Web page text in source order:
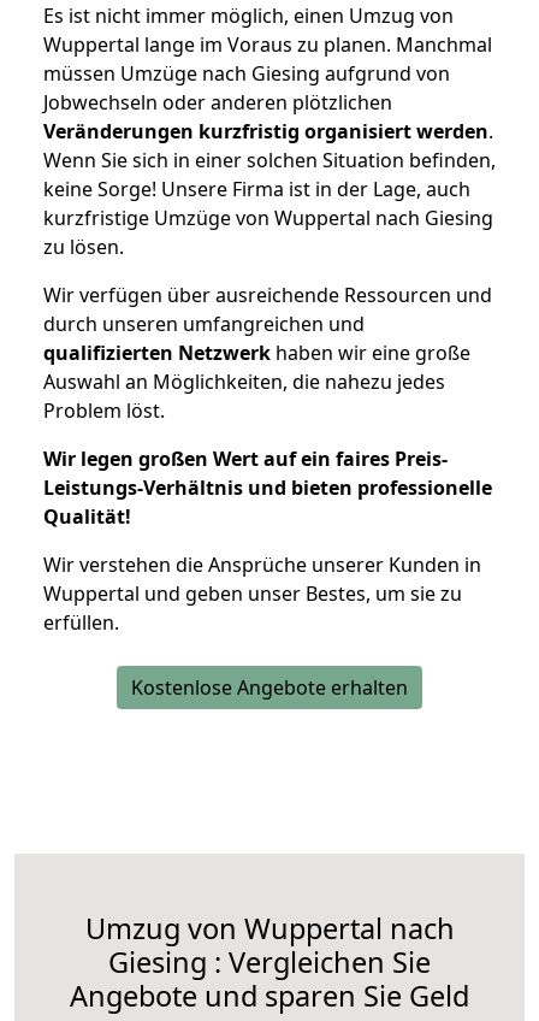
Es ist nicht immer möglich, einen Umzug von
Wuppertal lange im Voraus zu planen. Manchmal
müssen Umzüge nach Giesing aufgrund von
Jobwechseln oder anderen plötzlichen
Veränderungen kurzfristig organisiert werden.
Wenn Sie sich in einer solchen Situation befinden,
keine Sorge! Unsere Firma ist in der Lage, auch
kurzfristige Umzüge von Wuppertal nach Giesing
zu lösen.
Wir verfügen über ausreichende Ressourcen und
durch unseren umfangreichen und
qualifizierten Netzwerk haben wir eine große
Auswahl an Möglichkeiten, die nahezu jedes
Problem löst.
Wir legen großen Wert auf ein faires Preis-
Leistungs-Verhältnis und bieten professionelle
Qualität!
Wir verstehen die Ansprüche unserer Kunden in
Wuppertal und geben unser Bestes, um sie zu
erfüllen.
Kostenlose Angebote erhalten
Umzug von Wuppertal nach
Giesing : Vergleichen Sie
Angebote und sparen Sie Geld